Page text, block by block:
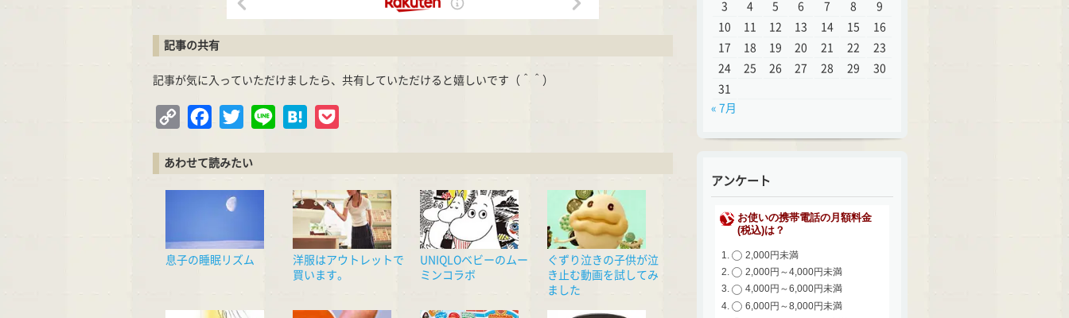
記事の共有
記事が気に入っていただけましたら、共有していただけると嬉しいです（＾＾）
Copy
Facebook
TwitterLine Hatena
あわせて読みたい
息子の睡眠リズム
洋服はアウトレットで
買います。
UNIQLOベビーのムー
ミンコラボ
ぐずり泣きの子供が泣
き止む動画を試してみ
ました
3
4 5 6 7 8
9
10
11 12 13 14 15
16
17
18 19 20 21 22
23
24
25 26 27 28 29
30
31
« 7月
アンケート
お使いの携帯電話の月額料金
(税込)は？
2,000円未満
2,000円～4,000円未満
4,000円～6,000円未満
6,000円～8,000円未満